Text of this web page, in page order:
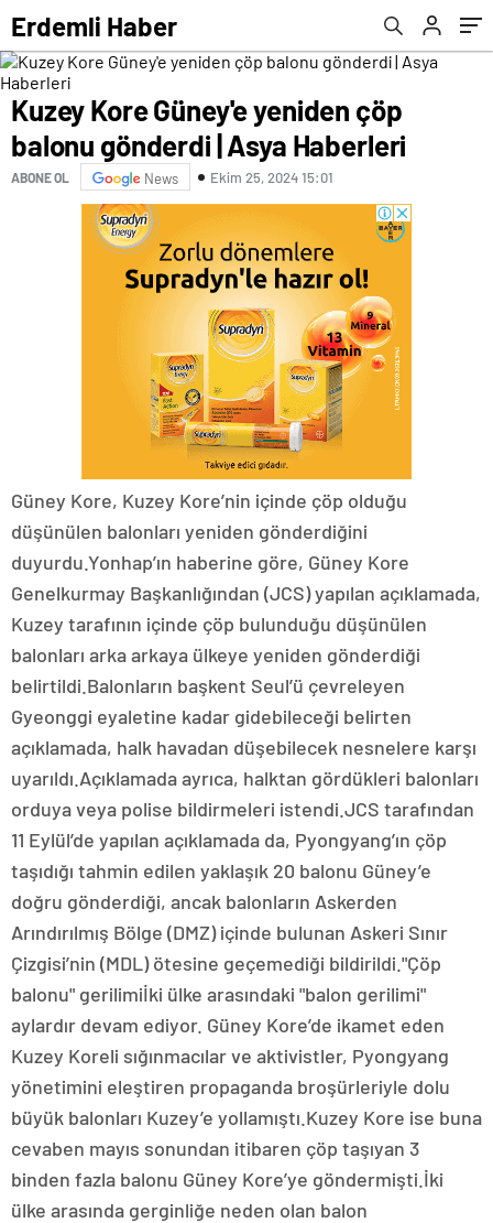
Erdemli Haber
Kuzey Kore Güney'e yeniden çöp
balonu gönderdi | Asya Haberleri
ABONE OL News Ekim 25, 2024 15:01
Güney Kore, Kuzey Kore’nin içinde çöp olduğu
düşünülen balonları yeniden gönderdiğini
duyurdu.Yonhap’ın haberine göre, Güney Kore
Genelkurmay Başkanlığından (JCS) yapılan açıklamada,
Kuzey tarafının içinde çöp bulunduğu düşünülen
balonları arka arkaya ülkeye yeniden gönderdiği
belirtildi.Balonların başkent Seul’ü çevreleyen
Gyeonggi eyaletine kadar gidebileceği belirten
açıklamada, halk havadan düşebilecek nesnelere karşı
uyarıldı.Açıklamada ayrıca, halktan gördükleri balonları
orduya veya polise bildirmeleri istendi.JCS tarafından
11 Eylül’de yapılan açıklamada da, Pyongyang’ın çöp
taşıdığı tahmin edilen yaklaşık 20 balonu Güney’e
doğru gönderdiği, ancak balonların Askerden
Arındırılmış Bölge (DMZ) içinde bulunan Askeri Sınır
Çizgisi’nin (MDL) ötesine geçemediği bildirildi."Çöp
balonu" gerilimiİki ülke arasındaki "balon gerilimi"
aylardır devam ediyor. Güney Kore’de ikamet eden
Kuzey Koreli sığınmacılar ve aktivistler, Pyongyang
yönetimini eleştiren propaganda broşürleriyle dolu
büyük balonları Kuzey’e yollamıştı.Kuzey Kore ise buna
cevaben mayıs sonundan itibaren çöp taşıyan 3
binden fazla balonu Güney Kore’ye göndermişti.İki
ülke arasında gerginliğe neden olan balon
Haberleri